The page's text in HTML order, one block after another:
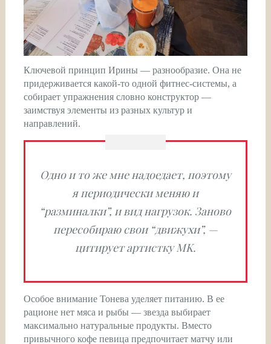
Ключевой принцип Ирины — разнообразие. Она не
придерживается какой-то одной фитнес-системы, а
собирает упражнения словно конструктор —
заимствуя элементы из разных культур и
направлений.
Одно и то же мне надоедает, поэтому
я периодически меняю и
“разминалки”, и вид нагрузок. Заново
пересобираю свои “движухи”, —
цитирует артистку MK.
Особое внимание Тонева уделяет питанию. В ее
рационе нет мяса и рыбы — звезда выбирает
максимально натуральные продукты. Вместо
привычного кофе певица предпочитает матчу или